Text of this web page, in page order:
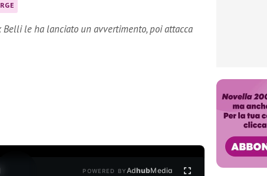
Belli le ha lanciato un avvertimento, poi attacca
POWERED BYAdhubMedia